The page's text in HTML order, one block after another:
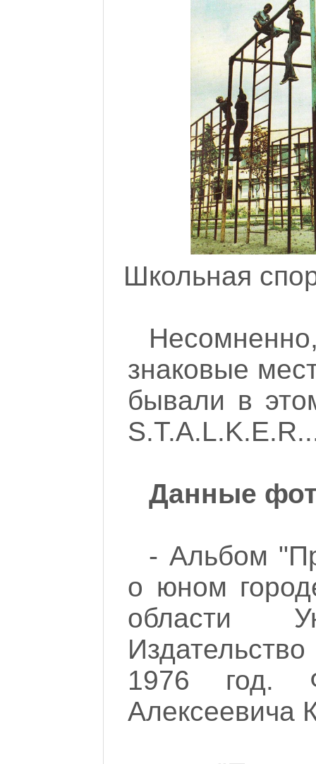
Школьная
знаковые
бывали в
Данные
- Альбом
о юном
области
1976 год.
Алексеевича